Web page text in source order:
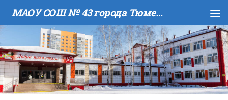
Skip to content МАОУ COШ № 43 города Тюмени имени В.И. Муравленко